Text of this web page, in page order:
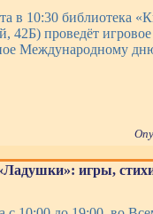
в 10:30 библиотека
42Б) проведёт игровое
Международному
игры,